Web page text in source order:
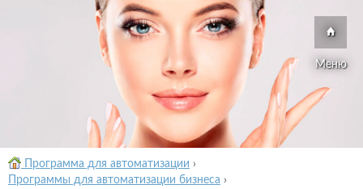
Меню
Программа для автоматизации ›
Программы для автоматизации бизнеса ›